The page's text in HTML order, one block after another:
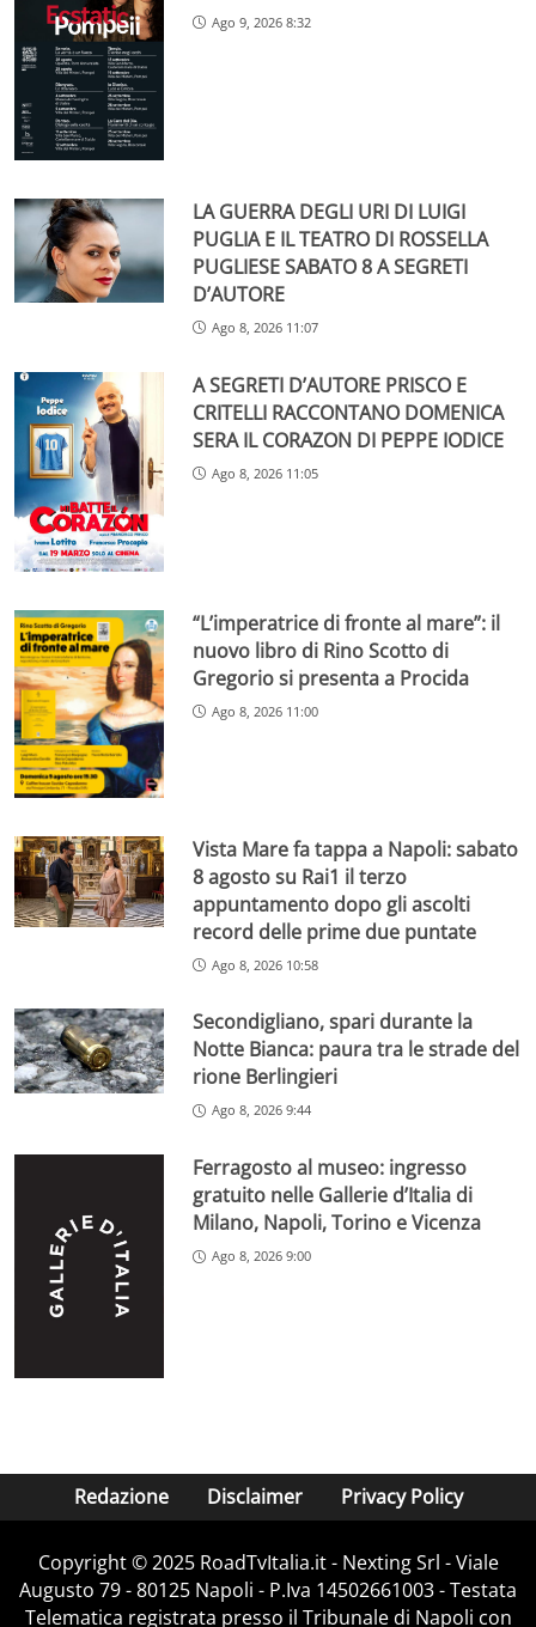
Ago 9, 2026 8:32
LA GUERRA DEGLI URI DI LUIGI
PUGLIA E IL TEATRO DI ROSSELLA
PUGLIESE SABATO 8 A SEGRETI
D’AUTORE
Ago 8, 2026 11:07
A SEGRETI D’AUTORE PRISCO E
CRITELLI RACCONTANO DOMENICA
SERA IL CORAZON DI PEPPE IODICE
Ago 8, 2026 11:05
“L’imperatrice di fronte al mare”: il
nuovo libro di Rino Scotto di
Gregorio si presenta a Procida
Ago 8, 2026 11:00
Vista Mare fa tappa a Napoli: sabato
8 agosto su Rai1 il terzo
appuntamento dopo gli ascolti
record delle prime due puntate
Ago 8, 2026 10:58
Secondigliano, spari durante la
Notte Bianca: paura tra le strade del
rione Berlingieri
Ago 8, 2026 9:44
Ferragosto al museo: ingresso
gratuito nelle Gallerie d’Italia di
Milano, Napoli, Torino e Vicenza
Ago 8, 2026 9:00
Redazione Disclaimer Privacy Policy
Copyright ©️ 2025 RoadTvItalia.it - Nexting Srl - Viale
Augusto 79 - 80125 Napoli - P.Iva 14502661003 - Testata
Telematica registrata presso il Tribunale di Napoli con